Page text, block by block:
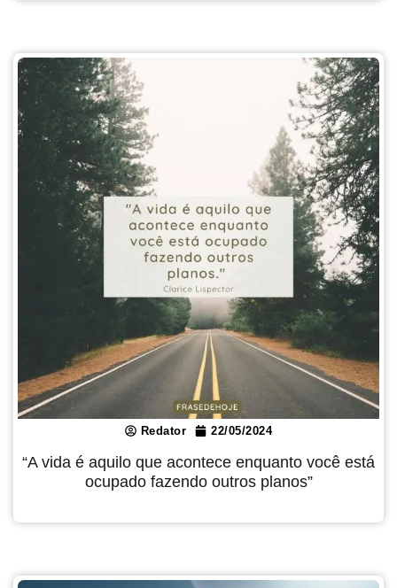
Redator 22/05/2024
“A vida é aquilo que acontece enquanto você está
ocupado fazendo outros planos”